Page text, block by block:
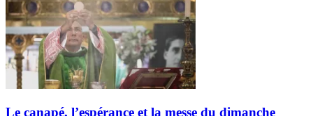
Le canapé, l’espérance et la messe du dimanche